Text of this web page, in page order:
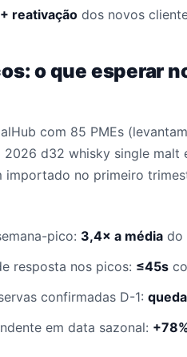
reativação dos novos
o que esperar
com 85 PMEs
d32 whisky single malt
importado no primeiro
pico: 3,4× a média do
resposta nos picos: ≤45s
confirmadas D-1:
em data sazonal: